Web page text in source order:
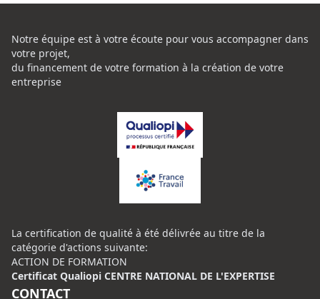
Notre équipe est à votre écoute pour vous accompagner dans
votre projet,
du financement de votre formation à la création de votre
entreprise
La certification de qualité à été délivrée au titre de la
catégorie d'actions suivante:
ACTION DE FORMATION
Certificat Qualiopi CENTRE NATIONAL DE L'EXPERTISE
CONTACT